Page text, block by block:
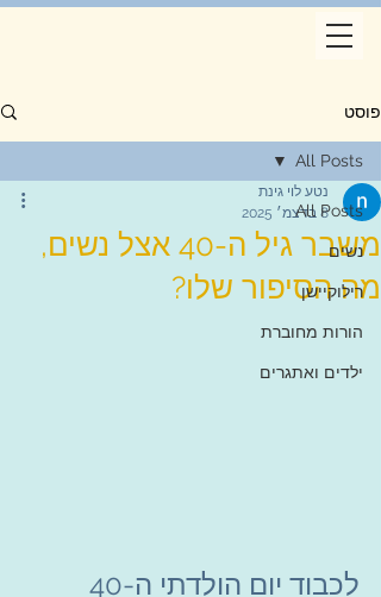
פוסט
All Posts
נשים
רילוקיישן
הורות מחוברת
ילדים ואתגרים
All Posts
משבר גיל ה-40 אצל נשים,
מה הסיפור שלו?
נטע לוי גינת
8 בדצמ׳ 2025